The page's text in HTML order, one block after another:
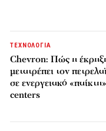
ΤΕΧΝΟΛΟΓΙΑ
Chevron: Πώς η
μετατρέπει τον
σε ενεργειακό
centers